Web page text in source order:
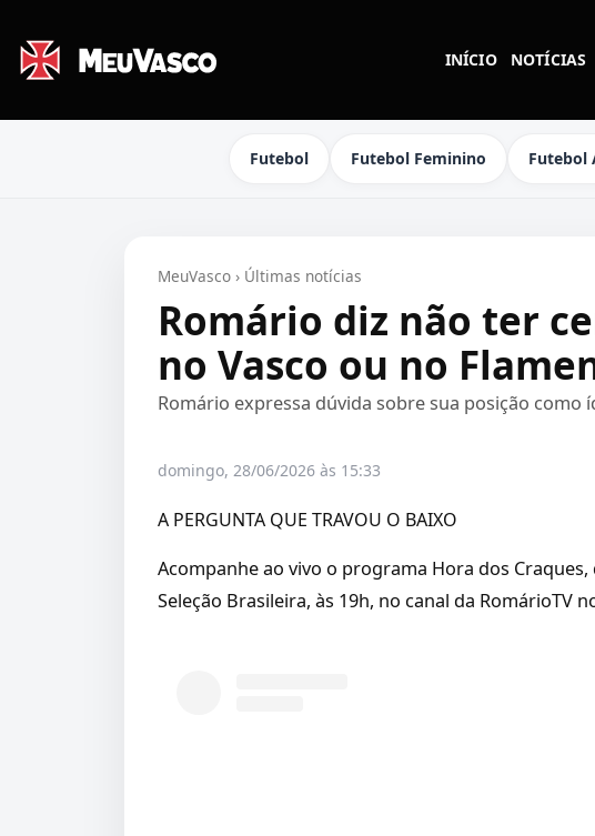
INÍCIO NOTÍCIAS
Futebol Futebol Feminino Futebol
MeuVasco › Últimas notícias
Romário diz não ter
no Vasco ou no
Romário expressa dúvida sobre sua posição
domingo, 28/06/2026 às 15:33
A PERGUNTA QUE TRAVOU O BAIXO
Acompanhe ao vivo o programa Hora dos
Seleção Brasileira, às 19h, no canal da RomárioTV